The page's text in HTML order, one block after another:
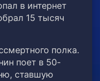
в интернет
15 тысяч
полка.
поет в 50-
ставшую